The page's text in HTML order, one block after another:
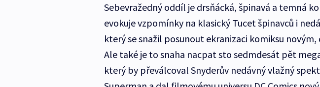
Sebevražedný oddíl je drsňácká, špinavá a temná
evokuje vzpomínky na klasický Tucet špinavců i
který se snažil posunout ekranizaci komiksu
Ale také je to snaha nacpat sto sedmdesát pět
který by převálcoval Snyderův nedávný vlažný